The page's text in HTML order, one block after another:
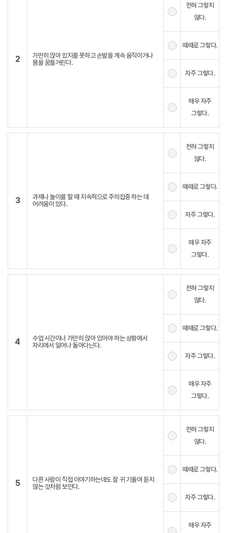
2
가만히 앉아 있지를 못하고 손발을 계속 움직이거나
몸을 꿈틀거린다.
전혀 그렇지
않다.
때때로 그렇다.
자주 그렇다.
매우 자주
그렇다.
3
과제나 놀이를 할 때 지속적으로 주의집중 하는 데
어려움이 있다.
전혀 그렇지
않다.
때때로 그렇다.
자주 그렇다.
매우 자주
그렇다.
4
수업 시간이나 가만히 앉아 있어야 하는 상황에서
자리에서 일어나 돌아다닌다.
전혀 그렇지
않다.
때때로 그렇다.
자주 그렇다.
매우 자주
그렇다.
5
다른 사람이 직접 이야기하는데도 잘 귀 기울여 듣지
않는 것처럼 보인다.
전혀 그렇지
않다.
때때로 그렇다.
자주 그렇다.
매우 자주